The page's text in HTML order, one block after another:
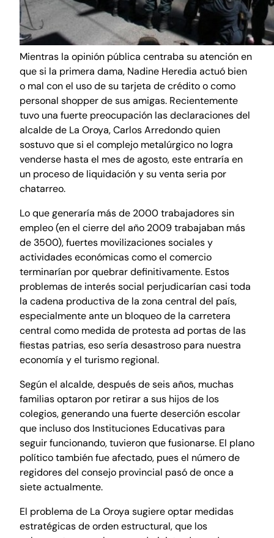
Mientras la opinión pública centraba su atención en
que si la primera dama, Nadine Heredia actuó bien
o mal con el uso de su tarjeta de crédito o como
personal shopper de sus amigas. Recientemente
tuvo una fuerte preocupación las declaraciones del
alcalde de La Oroya, Carlos Arredondo quien
sostuvo que si el complejo metalúrgico no logra
venderse hasta el mes de agosto, este entraría en
un proceso de liquidación y su venta seria por
chatarreo.
Lo que generaría más de 2000 trabajadores sin
empleo (en el cierre del año 2009 trabajaban más
de 3500), fuertes movilizaciones sociales y
actividades económicas como el comercio
terminarían por quebrar definitivamente. Estos
problemas de interés social perjudicarían casi toda
la cadena productiva de la zona central del país,
especialmente ante un bloqueo de la carretera
central como medida de protesta ad portas de las
fiestas patrias, eso sería desastroso para nuestra
economía y el turismo regional.
Según el alcalde, después de seis años, muchas
familias optaron por retirar a sus hijos de los
colegios, generando una fuerte deserción escolar
que incluso dos Instituciones Educativas para
seguir funcionando, tuvieron que fusionarse. El plano
político también fue afectado, pues el número de
regidores del consejo provincial pasó de once a
siete actualmente.
El problema de La Oroya sugiere optar medidas
estratégicas de orden estructural, que los